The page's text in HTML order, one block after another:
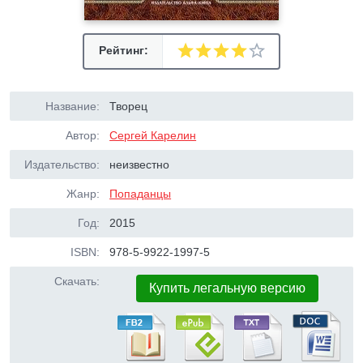
Рейтинг:
Название: Творец
Автор: Сергей Карелин
Издательство: неизвестно
Жанр: Попаданцы
Год: 2015
ISBN: 978-5-9922-1997-5
Скачать: Купить легальную версию